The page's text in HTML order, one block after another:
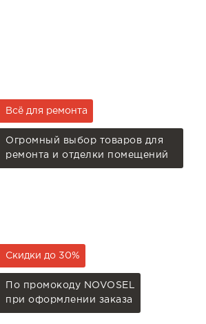
Всё для ремонта
Огромный выбор товаров для
ремонта и отделки помещений
Скидки до 30%
По промокоду NOVOSEL
при оформлении заказа